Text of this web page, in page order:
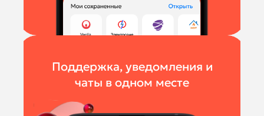
Поддержка, уведомления и
чаты в одном месте